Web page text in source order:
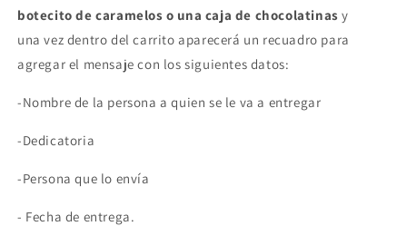
botecito de caramelos o una caja de chocolatinas y
una vez dentro del carrito aparecerá un recuadro para
agregar el mensaje con los siguientes datos:
-Nombre de la persona a quien se le va a entregar
-Dedicatoria
-Persona que lo envía
- Fecha de entrega.